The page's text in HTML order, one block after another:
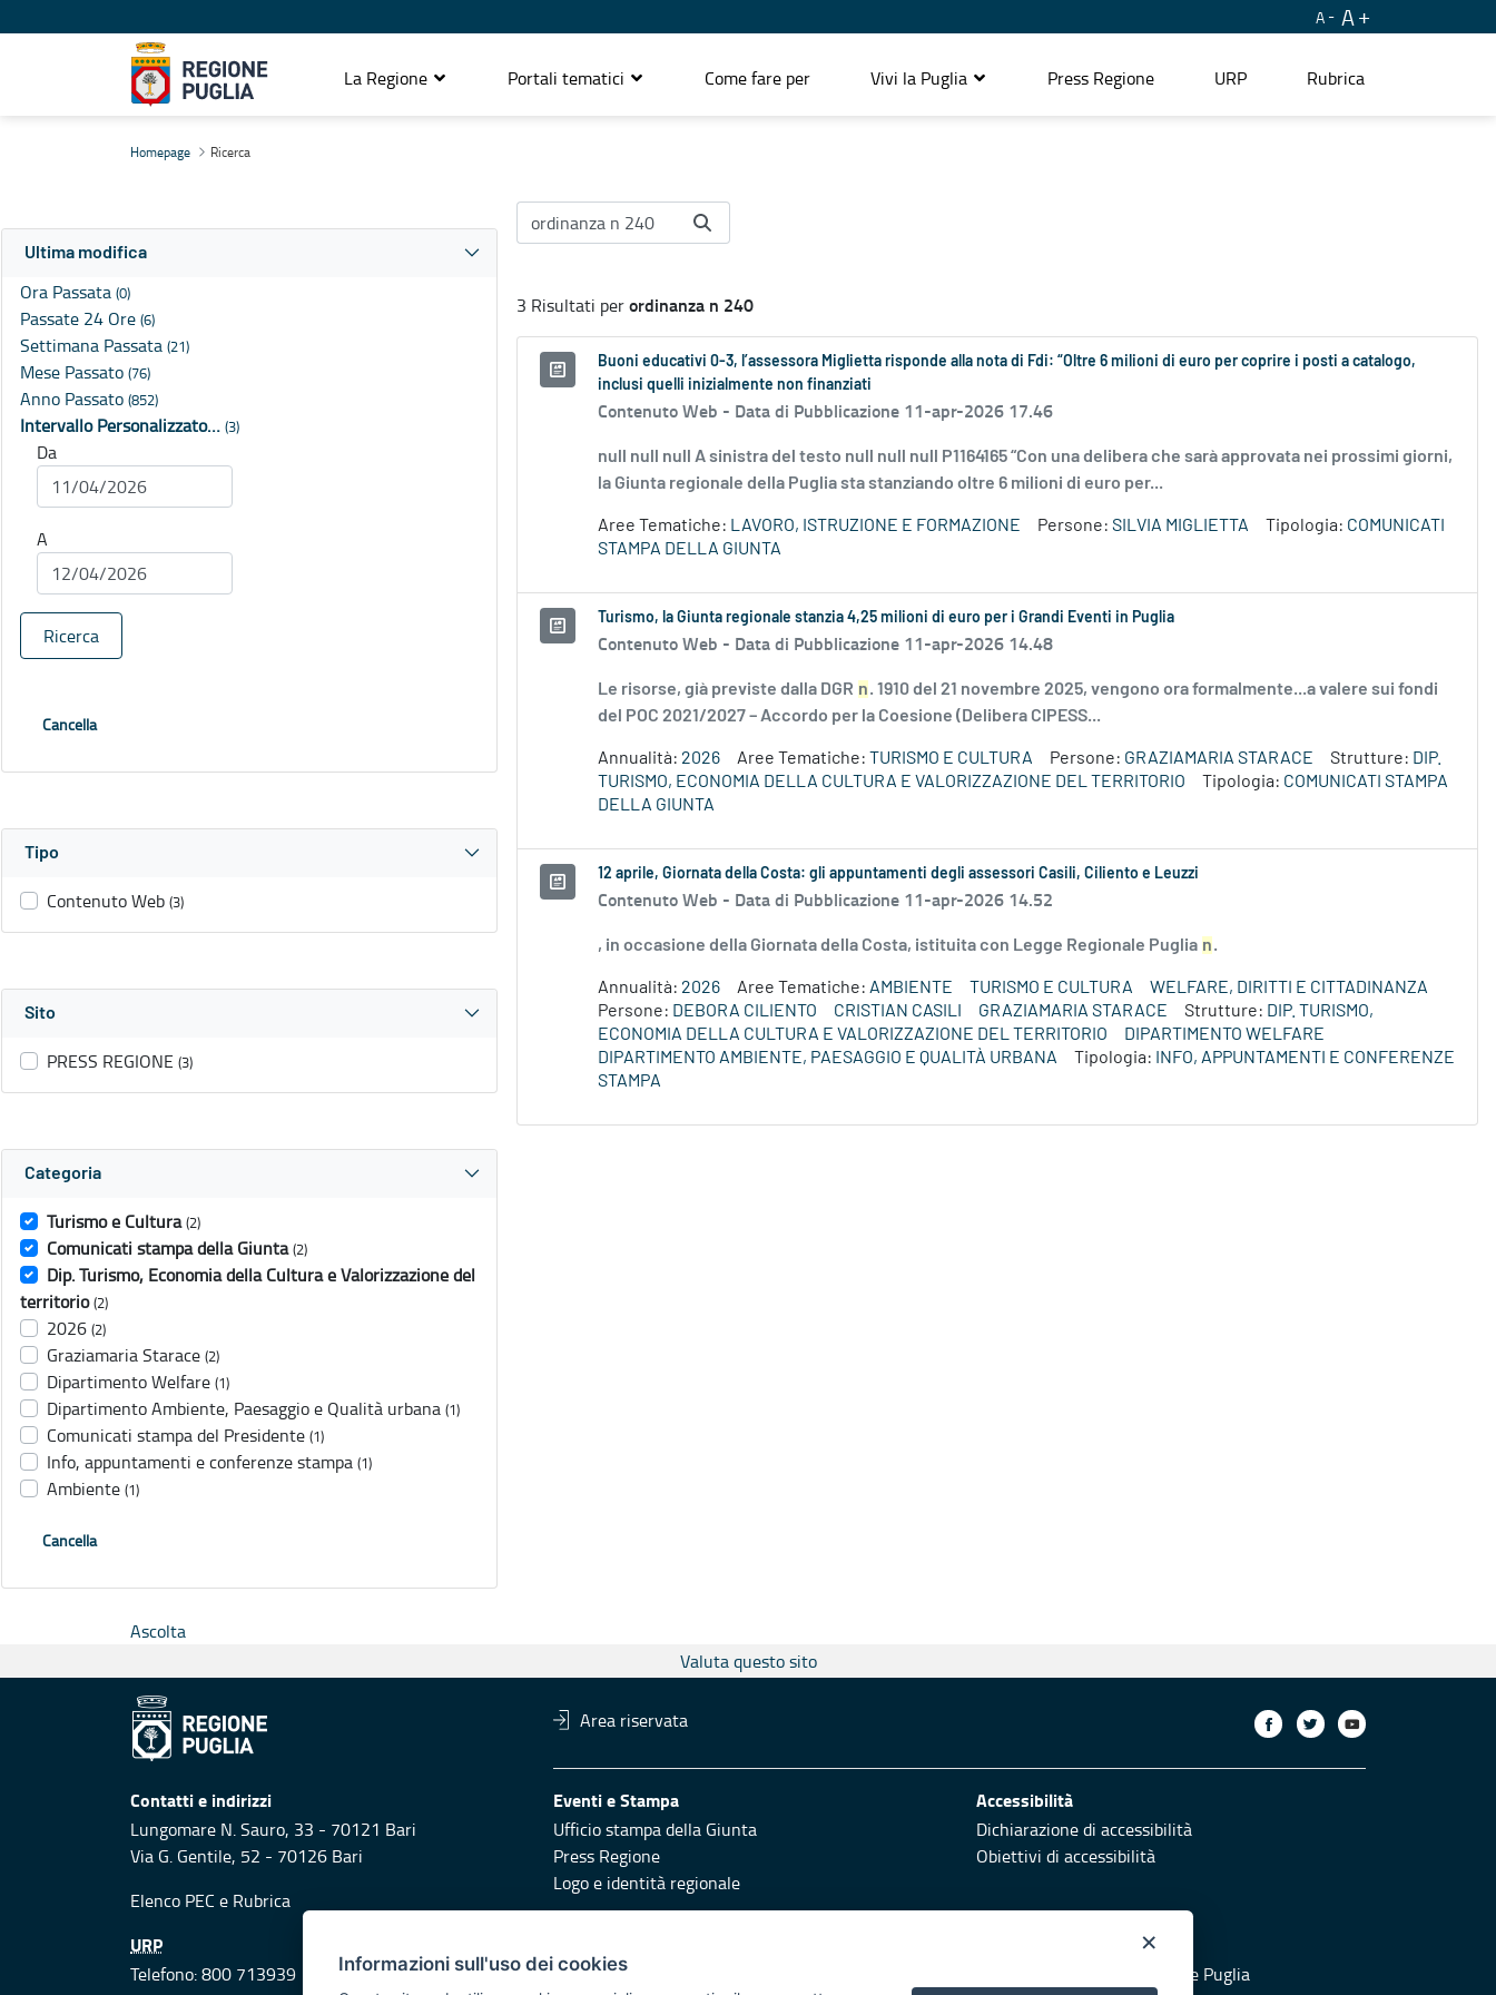
A A
La Regione Portali tematici Come fare per Vivi la Puglia Press Regione URP Rubrica
Homepage Ricerca
Ultima modifica
Ora Passata (0)
Passate 24 Ore (6)
Settimana Passata (21)
Mese Passato (76)
Anno Passato (852)
Intervallo Personalizzato… (3)
Da
A
Ricerca
Cancella
Tipo
Contenuto Web (3)
Sito
PRESS REGIONE (3)
Categoria
Turismo e Cultura (2)
Comunicati stampa della Giunta (2)
Dip. Turismo, Economia della Cultura e Valorizzazione del
territorio (2)
2026 (2)
Graziamaria Starace (2)
Dipartimento Welfare (1)
Dipartimento Ambiente, Paesaggio e Qualità urbana (1)
Comunicati stampa del Presidente (1)
Info, appuntamenti e conferenze stampa (1)
Ambiente (1)
Cancella
3 Risultati perordinanza n 240
Buoni educativi 0-3, l’assessora Miglietta risponde alla nota di Fdi: “Oltre 6 milioni di euro per coprire i posti a catalogo,
inclusi quelli inizialmente non finanziati
Contenuto Web - Data di Pubblicazione 11-apr-2026 17.46
null null null A sinistra del testo null null null P1164165 “Con una delibera che sarà approvata nei prossimi giorni,
la Giunta regionale della Puglia sta stanziando oltre 6 milioni di euro per...
Aree Tematiche: LAVORO, ISTRUZIONE E FORMAZIONE Persone: SILVIA MIGLIETTA Tipologia: COMUNICATI
STAMPA DELLA GIUNTA
Turismo, la Giunta regionale stanzia 4,25 milioni di euro per i Grandi Eventi in Puglia
Contenuto Web - Data di Pubblicazione 11-apr-2026 14.48
Le risorse, già previste dalla DGR n. 1910 del 21 novembre 2025, vengono ora formalmente...a valere sui fondi
del POC 2021/2027 – Accordo per la Coesione (Delibera CIPESS...
Annualità: 2026 Aree Tematiche: TURISMO E CULTURA Persone: GRAZIAMARIA STARACE Strutture: DIP.
TURISMO, ECONOMIA DELLA CULTURA E VALORIZZAZIONE DEL TERRITORIO
Tipologia: COMUNICATI STAMPA
DELLA GIUNTA
12 aprile, Giornata della Costa: gli appuntamenti degli assessori Casili, Ciliento e Leuzzi
Contenuto Web - Data di Pubblicazione 11-apr-2026 14.52
, in occasione della Giornata della Costa, istituita con Legge Regionale Puglia n.
Annualità: 2026 Aree Tematiche: AMBIENTE TURISMO E CULTURA
WELFARE, DIRITTI E CITTADINANZA
Persone: DEBORA CILIENTO CRISTIAN CASILI GRAZIAMARIA STARACE Strutture: DIP. TURISMO,
ECONOMIA DELLA CULTURA E VALORIZZAZIONE DEL TERRITORIO
DIPARTIMENTO WELFARE
DIPARTIMENTO AMBIENTE, PAESAGGIO E QUALITÀ URBANA
Tipologia:
INFO, APPUNTAMENTI E CONFERENZE
STAMPA
Ascolta
Valuta questo sito
Area riservata
Contatti e indirizzi
Lungomare N. Sauro, 33 - 70121 Bari
Via G. Gentile, 52 - 70126 Bari
Elenco PEC e Rubrica
Eventi e Stampa
Ufficio stampa della Giunta
Press Regione
Logo e identità regionale
Accessibilità
Dichiarazione di accessibilità
Obiettivi di accessibilità
URP
Telefono: 800 713939
Responsabili di pubblicazione Vai al sito di Protezione Civile Puglia
×
Informazioni sull'uso dei cookies